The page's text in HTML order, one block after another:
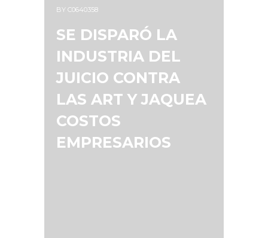
BY C0640358
SE DISPARÓ LA
INDUSTRIA DEL
JUICIO CONTRA
LAS ART Y JAQUEA
COSTOS
EMPRESARIOS